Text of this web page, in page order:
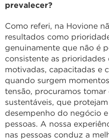
prevalecer?
Como referi, na Hovione
resultados como
genuinamente que não é
consistente as
motivadas, capacitadas e
quando surgem
tensão, procuramos
sustentáveis, que
desempenho do negócio
pessoas. A nossa
nas pessoas conduz a